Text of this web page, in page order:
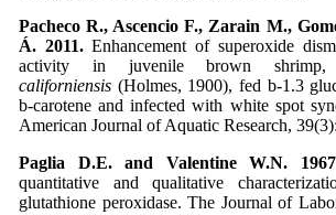
Pacheco R., Ascencio F., Zarain M.,
Á. 2011.Enhancement of superoxide
activity in juvenile brown
californiensis (Holmes, 1900), fed b-1.3
b-carotene and infected with white spot
American Journal of Aquatic Research,
Paglia D.E. and Valentine W.N.
quantitative and qualitative
glutathione peroxidase. The Journal of